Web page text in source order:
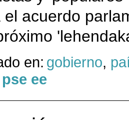
el acuerdo
en: gobierno,
pse ee